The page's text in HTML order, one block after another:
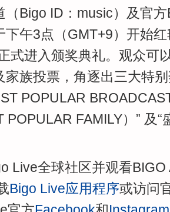
（Bigo ID：music）及官
下午3点（GMT+9）开始
式进入颁奖典礼。观众可
家族投票，角逐出三大特
POPULAR
POPULAR FAMILY）” 及“
Live全球社区并观看
Bigo Live应用程序或访问